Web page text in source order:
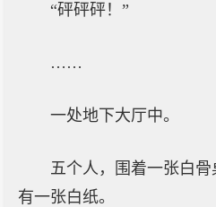
“砰砰砰！”
……
一处地下大厅中。
五个人，围着一张白
有一张白纸。